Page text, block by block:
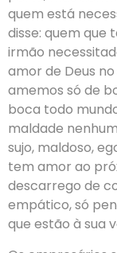
quem está
disse: quem que
irmão
amor de Deus
amemos só de
boca todo
maldade
sujo, maldoso,
tem amor ao
descarrego de
empático, só
que estão à sua